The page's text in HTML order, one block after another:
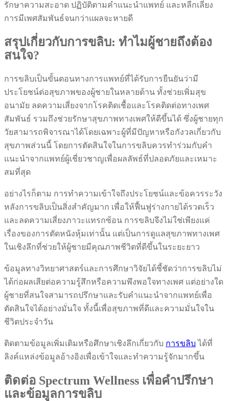
รักษาความสะอาด ปฏิบัติตามคำแนะนำแพทย์ และหลีกเลี่ยง
การมีเพศสัมพันธ์จนกว่าแผลจะหายดี
สรุปเกี่ยวกับการขลิบ: ทำไมผู้ชายถึงต้อง
สนใจ?
การขลิบเป็นขั้นตอนทางการแพทย์ที่ได้รับการยืนยันว่ามี
ประโยชน์ต่อสุขภาพของผู้ชายในหลายด้าน ทั้งช่วยเพิ่มสุข
อนามัย ลดความเสี่ยงจากโรคติดเชื้อและโรคติดต่อทางเพศ
สัมพันธ์ รวมถึงช่วยรักษาสุขภาพทางเพศให้ดีขึ้นได้ ซึ่งผู้ชายทุก
วัยสามารถพิจารณาได้โดยเฉพาะผู้ที่มีปัญหาหรือกังวลเกี่ยวกับ
สุขภาพส่วนนี้ โดยการตัดสินใจในการขลิบควรทำร่วมกับคำ
แนะนำจากแพทย์ผู้เชี่ยวชาญเพื่อผลลัพธ์ที่ปลอดภัยและเหมาะ
สมที่สุด
อย่างไรก็ตาม การทำความเข้าใจถึงประโยชน์และข้อควรระวัง
หลังการขลิบเป็นสิ่งสำคัญมาก เพื่อให้ฟื้นฟูร่างกายได้รวดเร็ว
และลดความเสี่ยงภาวะแทรกซ้อน การขลิบจึงไม่ใช่เพียงแค่
เรื่องของการตัดหนังหุ้มเท่านั้น แต่เป็นการดูแลสุขภาพทางเพศ
ในเชิงลึกที่ช่วยให้ผู้ชายมีคุณภาพชีวิตที่ดีขึ้นในระยะยาว
ข้อมูลทางวิทยาศาสตร์และการศึกษาวิจัยได้ชี้ชัดว่าการขลิบไม่
ได้ก่อผลเสียต่อความรู้สึกหรือความพึงพอใจทางเพศ แต่อย่างใด
ผู้ชายที่สนใจสามารถปรึกษาและรับคำแนะนำจากแพทย์เพื่อ
ตัดสินใจได้อย่างมั่นใจ ทั้งนี้เพื่อสุขภาพที่ดีและความมั่นใจใน
ชีวิตประจำวัน
ติดตามข้อมูลเพิ่มเติมหรือศึกษาเชิงลึกเกี่ยวกับ การขลิบ ได้ที่
ลิงค์แหล่งข้อมูลอ้างอิงเพื่อเข้าใจและทำความรู้จักมากขึ้น
ติดต่อ Spectrum Wellness เพื่อคำปรึกษา
และข้อมูลการขลิบ